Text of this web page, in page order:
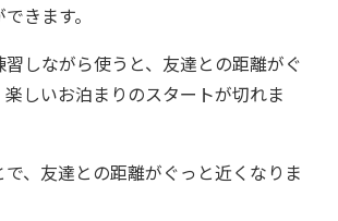
きます。
しながら使うと、友達との距離がぐ
しいお泊まりのスタートが切れま
、友達との距離がぐっと近くなりま